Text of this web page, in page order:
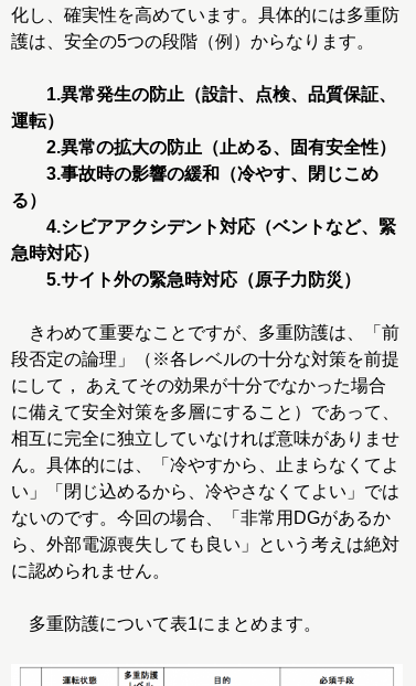
化し、確実性を高めています。具体的には多重防
護は、安全の5つの段階（例）からなります。
1.異常発生の防止（設計、点検、品質保証、
運転）
2.異常の拡大の防止（止める、固有安全性）
3.事故時の影響の緩和（冷やす、閉じこめ
る）
4.シビアアクシデント対応（ベントなど、緊
急時対応）
5.サイト外の緊急時対応（原子力防災）
きわめて重要なことですが、多重防護は、「前
段否定の論理」（※各レベルの十分な対策を前提
にして， あえてその効果が十分でなかった場合
に備えて安全対策を多層にすること）であって、
相互に完全に独立していなければ意味がありませ
ん。具体的には、「冷やすから、止まらなくてよ
い」「閉じ込めるから、冷やさなくてよい」では
ないのです。今回の場合、「非常用DGがあるか
ら、外部電源喪失しても良い」という考えは絶対
に認められません。
多重防護について表1にまとめます。